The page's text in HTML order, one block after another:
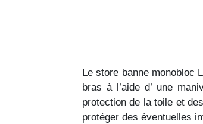
Le store banne monobloc
bras à l’aide d’ une
protection de la toile et
protéger des éventuelles